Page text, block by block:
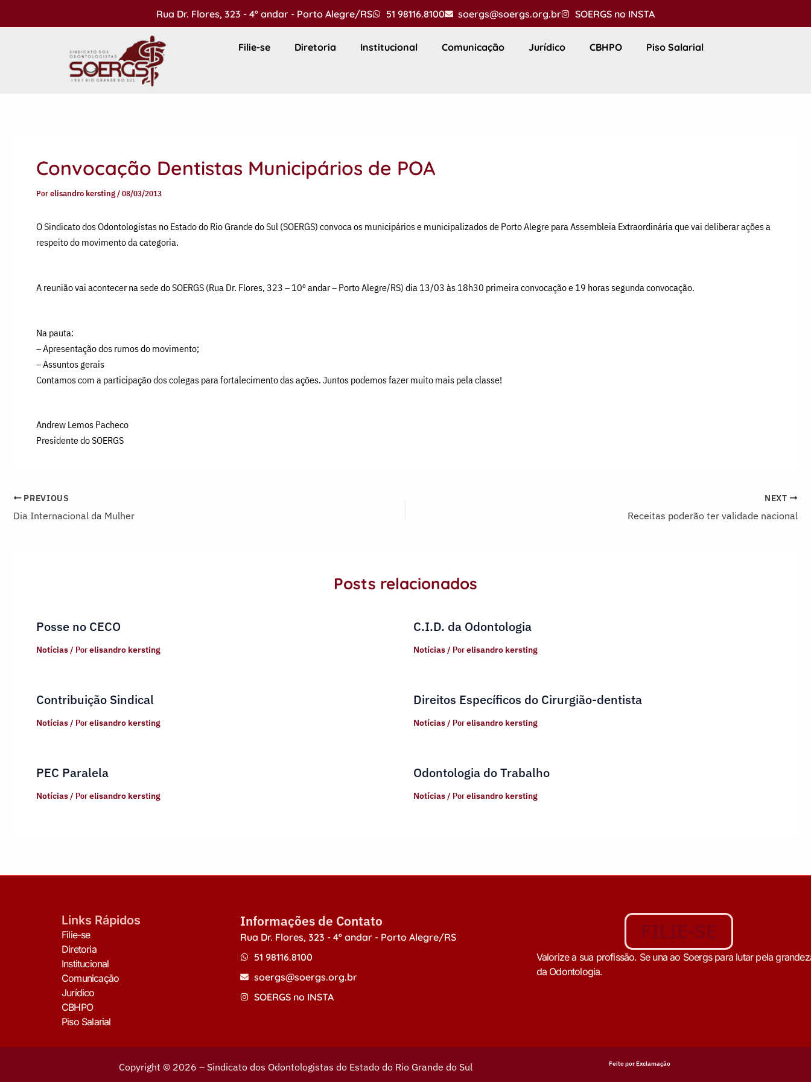
Rua Dr. Flores, 323 - 4º andar - Porto Alegre/RS 51 98116.8100 soergs@soergs.org.br SOERGS no INSTA
Filie-se Diretoria Institucional Comunicação Jurídico CBHPO Piso Salarial
Convocação Dentistas Municipários de POA
Porelisandro kersting/08/03/2013
O Sindicato dos Odontologistas no Estado do Rio Grande do Sul (SOERGS) convoca os municipários e municipalizados de Porto Alegre para Assembleia Extraordinária que vai deliberar ações a
respeito do movimento da categoria.
A reunião vai acontecer na sede do SOERGS (Rua Dr. Flores, 323 – 10º andar – Porto Alegre/RS) dia 13/03 às 18h30 primeira convocação e 19 horas segunda convocação.
Na pauta:
– Apresentação dos rumos do movimento;
– Assuntos gerais
Contamos com a participação dos colegas para fortalecimento das ações. Juntos podemos fazer muito mais pela classe!
Andrew Lemos Pacheco
Presidente do SOERGS
PREVIOUS
Dia Internacional da Mulher
NEXT
Receitas poderão ter validade nacional
Posts relacionados
Posse no CECO
Notícias/ Porelisandro kersting
C.I.D. da Odontologia
Notícias/ Porelisandro kersting
Contribuição Sindical
Notícias/ Porelisandro kersting
Direitos Específicos do Cirurgião-dentista
Notícias/ Porelisandro kersting
PEC Paralela
Notícias/ Porelisandro kersting
Odontologia do Trabalho
Notícias/ Porelisandro kersting
Links Rápidos
Filie-se
Diretoria
Institucional
Comunicação
Jurídico
CBHPO
Piso Salarial
Informações de Contato
Rua Dr. Flores, 323 - 4º andar - Porto Alegre/RS
51 98116.8100
soergs@soergs.org.br
SOERGS no INSTA
FILIE-SE
Valorize a sua profissão. Se una ao Soergs para lutar pela
da Odontologia.
Copyright © 2026 – Sindicato dos Odontologistas do Estado do Rio Grande do Sul Feito por Exclamação